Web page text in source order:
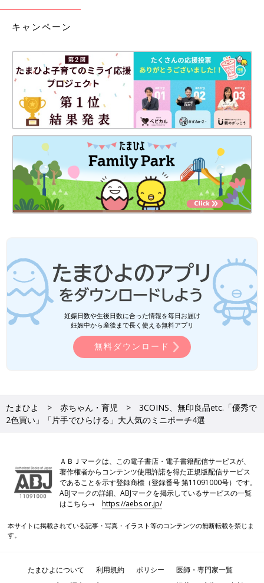
どのアイテムも、ちょっとした小物類を収納することができ、と
く、メインのバッグにつけることでオシャレ度をアップしてくれ
るアイテム。ぜひお気に入りのミニポーチを見つけてくださいね
(文：今井あやか)
●記事内容でご紹介している投稿、リンク先は、削除される場合
があります。あらかじめご了承ください。
●記事の内容は2025年11月の情報で、現在と異なる場合がありま
す。
●記事内の価格はすべて税込み、2025年11月時点のものです。
キャンペーン
妊娠日数や生後日数に合った情報を毎日お届け
妊娠中から産後まで長く使える無料アプリ
無料ダウンロード
たまひよ 赤ちゃん・育児
3COINS、無印良品etc.「優秀で
2色買い」「片手でひらける」大人気のミニポーチ4選
ＡＢＪマークは、この電子書店・電子書籍配信サービスが、
著作権者からコンテンツ使用許諾を得た正規版配信サービス
であることを示す登録商標（登録番号 第11091000号）です。
ABJマークの詳細、ABJマークを掲示しているサービスの一覧
はこちら→https://aebs.or.jp/
本サイトに掲載されている記事・写真・イラスト等のコンテンツの無断転載を禁じま
す。
たまひよについて 利用規約 ポリシー
医師・専門家一覧